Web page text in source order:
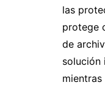
las
protege
de
solución